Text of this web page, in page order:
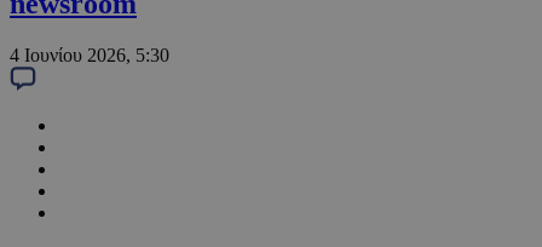
4 Ιουνίου 2026, 5:30